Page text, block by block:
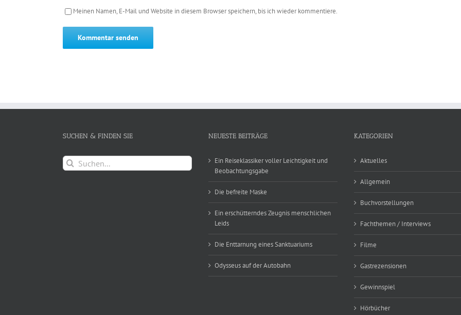
Meinen Namen, E-Mail und Website in diesem Browser speichern, bis ich wieder kommentiere.
SUCHEN & FINDEN SIE
Suche
nach:
NEUESTE BEITRÄGE
Ein Reiseklassiker voller Leichtigkeit und
Beobachtungsgabe
Die befreite Maske
Ein erschütterndes Zeugnis menschlichen
Leids
Die Enttarnung eines Sanktuariums
Odysseus auf der Autobahn
KATEGORIEN
Aktuelles
Allgemein
Buchvorstellungen
Fachthemen / Interviews
Filme
Gastrezensionen
Gewinnspiel
Hörbücher